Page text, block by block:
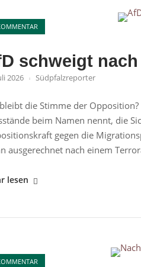
Open post
schweigt
2026 Südpfalzreporter
die Stimme der
beim Namen nennt, die
gegen die
ausgerechnet nach einem
lesen
Open post